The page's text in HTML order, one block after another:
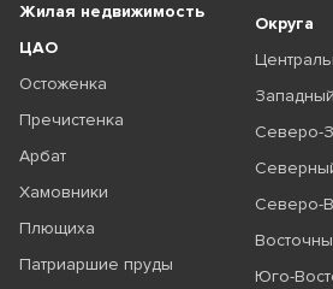
Жилая недвижимость
ЦАО
Остоженка
Пречистенка
Арбат
Хамовники
Плющиха
Патриаршие пруды
Округа
Западный
Северо-
Северо-
Юго-